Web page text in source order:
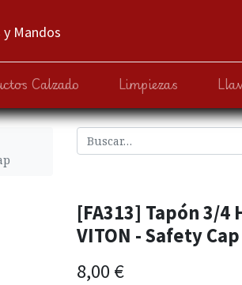
Mandos
Calzado Limpiezas
[FA313] Tapón 3/4
VITON - Safety Cap
8,00 €